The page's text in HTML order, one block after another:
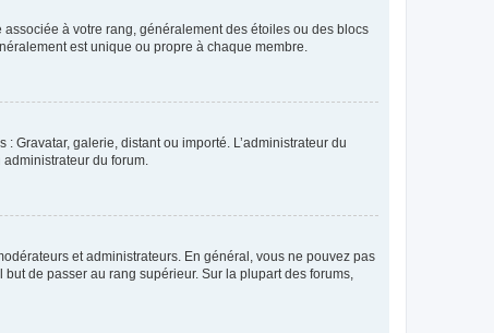
associée à votre rang, généralement des étoiles ou des blocs
est unique ou propre à chaque membre.
Gravatar, galerie, distant ou importé. L’administrateur du
du forum.
et administrateurs. En général, vous ne pouvez pas
de passer au rang supérieur. Sur la plupart des forums,